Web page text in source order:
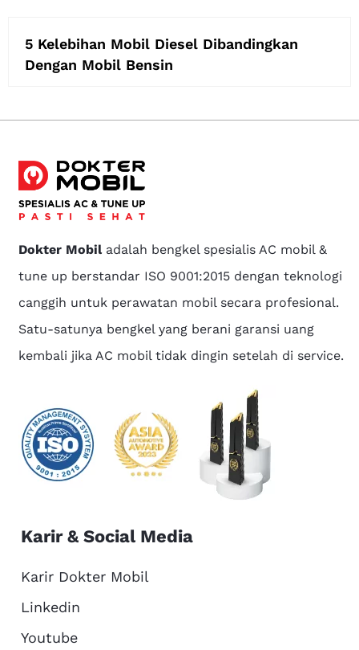
5 Kelebihan Mobil Diesel Dibandingkan
Dengan Mobil Bensin
Dokter Mobiladalah bengkel spesialis AC mobil &
tune up berstandar ISO 9001:2015 dengan teknologi
canggih untuk perawatan mobil secara profesional.
Satu-satunya bengkel yang berani garansi uang
kembali jika AC mobil tidak dingin setelah di service.
Karir & Social Media
Karir Dokter Mobil
Linkedin
Youtube